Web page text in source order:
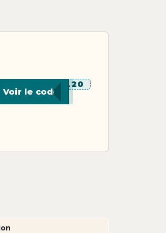
******L20
Voir le code